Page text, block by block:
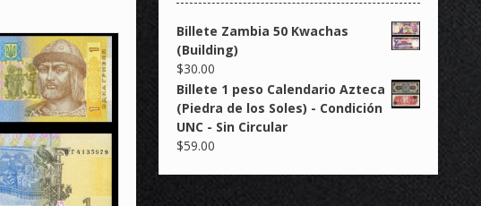
Billete Zambia 50 Kwachas
(Building)
$30.00
Billete 1 peso Calendario Azteca
(Piedra de los Soles) - Condición
UNC - Sin Circular
$59.00